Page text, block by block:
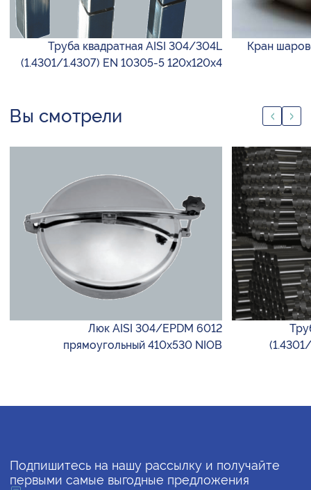
Труба квадратная AISI 304/304L
(1.4301/1.4307) EN 10305-5 120х120х4
Кран
Вы смотрели
Люк AISI 304/EPDM 6012
прямоугольный 410х530 NIOB
Подпишитесь на нашу рассылку и получайте
первыми самые выгодные предложения